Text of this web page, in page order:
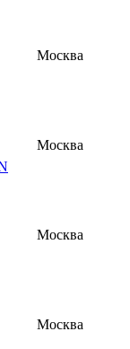
Москва
Москва
Москва
Москва